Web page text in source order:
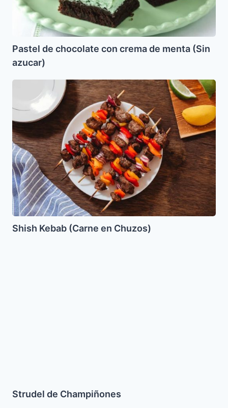
(Sin
azucar)
Pastel de chocolate con crema de menta (Sin
azucar)
Kebab
(Carne
en
Chuzos)
Shish Kebab (Carne en Chuzos)
Strudel de Champiñones